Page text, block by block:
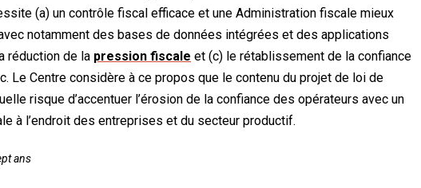
(a) un contrôle fiscal efficace et une Administration fiscale mieux
notamment des bases de données intégrées et des applications
réduction de la pression fiscale et (c) le rétablissement de la confiance
Le Centre considère à ce propos que le contenu du projet de loi de
risque d’accentuer l’érosion de la confiance des opérateurs avec un
à l’endroit des entreprises et du secteur productif.
ans